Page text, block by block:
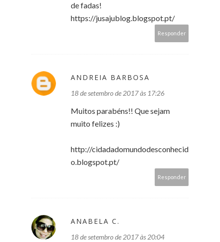
de fadas!
https://jusajublog.blogspot.pt/
Responder
ANDREIA BARBOSA
18 de setembro de 2017 às 17:26
Muitos parabéns!! Que sejam
muito felizes :)
http://cidadadomundodesconhecid
o.blogspot.pt/
Responder
ANABELA C.
18 de setembro de 2017 às 20:04